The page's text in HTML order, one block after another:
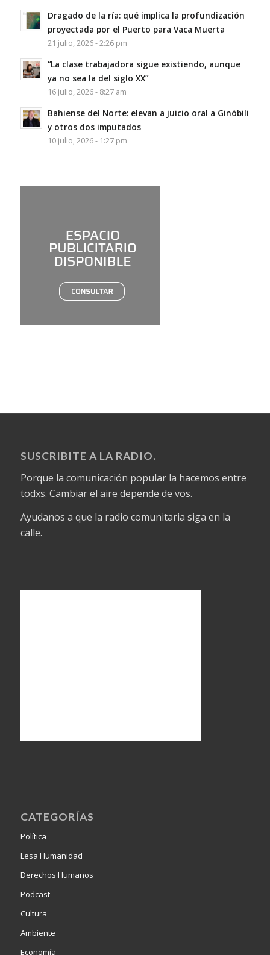
Dragado de la ría: qué implica la profundización
proyectada por el Puerto para Vaca Muerta
21 julio, 2026 - 2:26 pm
“La clase trabajadora sigue existiendo, aunque
ya no sea la del siglo XX”
16 julio, 2026 - 8:27 am
Bahiense del Norte: elevan a juicio oral a Ginóbili
y otros dos imputados
10 julio, 2026 - 1:27 pm
SUSCRIBITE A LA RADIO.
Porque la comunicación popular la hacemos entre
todxs. Cambiar el aire depende de vos.
Ayudanos a que la radio comunitaria siga en la
calle.
CATEGORÍAS
Política
Lesa Humanidad
Derechos Humanos
Podcast
Cultura
Ambiente
Economía